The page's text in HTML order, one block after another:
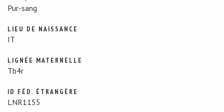
Pur-sang
LIEU DE NAISSANCE
IT
LIGNÉE MATERNELLE
Tb4r
ID FÉD. ÉTRANGÈRE
LNR1155